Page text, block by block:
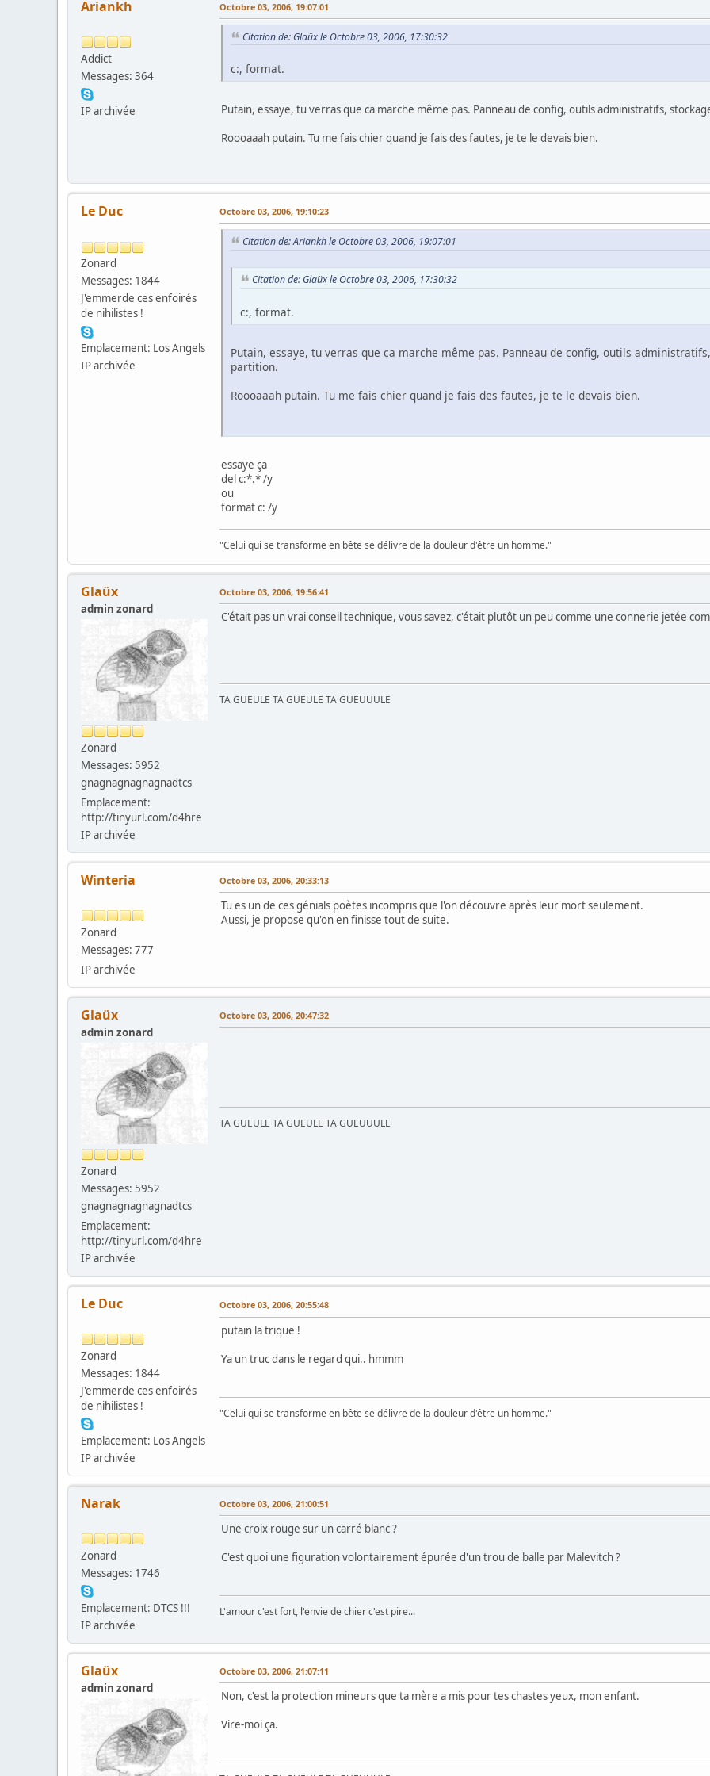
Ariankh
Addict
Messages: 364
IP archivée
Octobre 03, 2006, 19:07:01
Citation de: Glaüx le Octobre 03, 2006, 17:30:32
c:, format.
Putain, essaye, tu verras que ca marche même pas. Panneau de config, outils administratifs,
Roooaaah putain. Tu me fais chier quand je fais des fautes, je te le devais bien.
Le Duc
Zonard
Messages: 1844
J'emmerde ces enfoirés
de nihilistes !
Emplacement: Los Angels
IP archivée
Octobre 03, 2006, 19:10:23
Citation de: Ariankh le Octobre 03, 2006, 19:07:01
Citation de: Glaüx le Octobre 03, 2006, 17:30:32
c:, format.
Putain, essaye, tu verras que ca marche même pas. Panneau de config, outils
partition.
Roooaaah putain. Tu me fais chier quand je fais des fautes, je te le devais bien.
essaye ça
del c:*.* /y
ou
format c: /y
"Celui qui se transforme en bête se délivre de la douleur d'être un homme."
Glaüx
admin zonard
Zonard
Messages: 5952
gnagnagnagnagnadtcs
Emplacement:
http://tinyurl.com/d4hre
IP archivée
Octobre 03, 2006, 19:56:41
C'était pas un vrai conseil technique, vous savez, c'était plutôt un peu comme une connerie jetée
TA GUEULE TA GUEULE TA GUEUUULE
Winteria
Zonard
Messages: 777
IP archivée
Octobre 03, 2006, 20:33:13
Tu es un de ces génials poètes incompris que l'on découvre après leur mort seulement.
Aussi, je propose qu'on en finisse tout de suite.
Glaüx
admin zonard
Zonard
Messages: 5952
gnagnagnagnagnadtcs
Emplacement:
http://tinyurl.com/d4hre
IP archivée
Octobre 03, 2006, 20:47:32
TA GUEULE TA GUEULE TA GUEUUULE
Le Duc
Zonard
Messages: 1844
J'emmerde ces enfoirés
de nihilistes !
Emplacement: Los Angels
IP archivée
Octobre 03, 2006, 20:55:48
putain la trique !
Ya un truc dans le regard qui.. hmmm
"Celui qui se transforme en bête se délivre de la douleur d'être un homme."
Narak
Zonard
Messages: 1746
Emplacement: DTCS !!!
IP archivée
Octobre 03, 2006, 21:00:51
Une croix rouge sur un carré blanc ?
C'est quoi une figuration volontairement épurée d'un trou de balle par Malevitch ?
L'amour c'est fort, l'envie de chier c'est pire...
Glaüx
admin zonard
Octobre 03, 2006, 21:07:11
Non, c'est la protection mineurs que ta mère a mis pour tes chastes yeux, mon enfant.
Vire-moi ça.